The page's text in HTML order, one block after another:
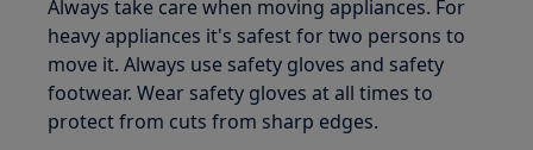
Always take care when moving appliances. For
heavy appliances it's safest for two persons to
move it. Always use safety gloves and safety
footwear. Wear safety gloves at all times to
protect from cuts from sharp edges.